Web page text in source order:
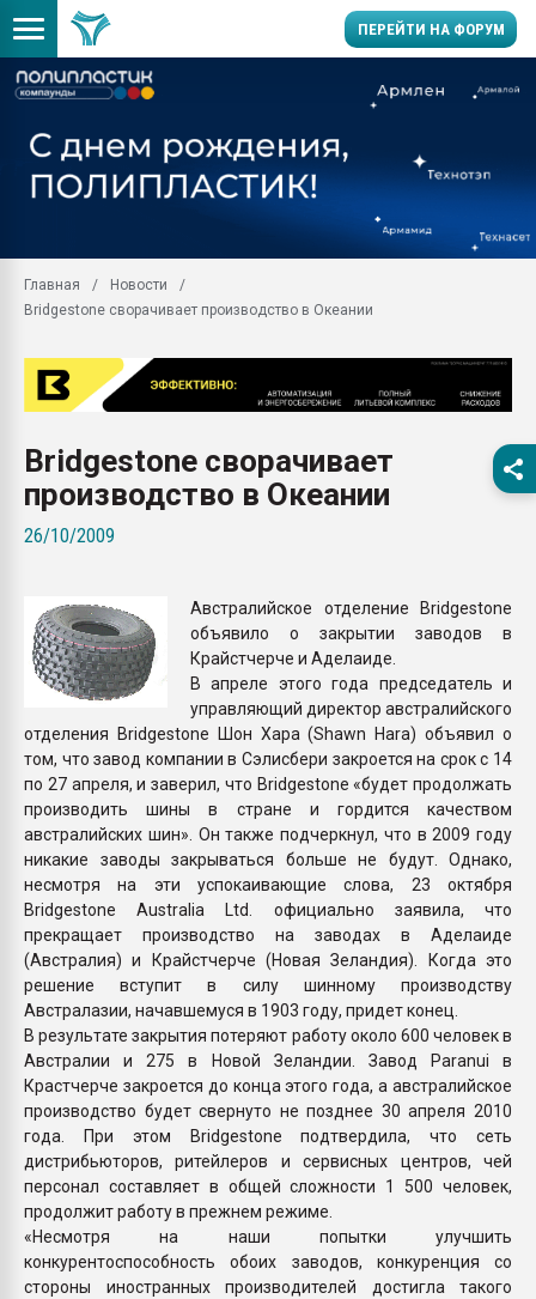
ПЕРЕЙТИ НА ФОРУМ
умельцы изготовили
Продажа готового
производство SPC
29.07.2026 ФРП помог
Помощь в подборе
ближайшее
Подмосковье, Москва
28.07.2026
ситуацией на
ПЕРЕЙТИ НА
Главная
Новости
Bridgestone сворачивает производство в Океании
Bridgestone сворачивает
производство в Океании
26/10/2009
Австралийское отделение Bridgestone
объявило о закрытии заводов в
Крайстчерче и Аделаиде.
В апреле этого года председатель и
управляющий директор австралийского
отделения Bridgestone Шон Хара (Shawn Hara) объявил о
том, что завод компании в Сэлисбери закроется на срок с 14
по 27 апреля, и заверил, что Bridgestone «будет продолжать
производить шины в стране и гордится качеством
австралийских шин». Он также подчеркнул, что в 2009 году
никакие заводы закрываться больше не будут. Однако,
несмотря на эти успокаивающие слова, 23 октября
Bridgestone Australia Ltd. официально заявила, что
прекращает производство на заводах в Аделаиде
(Австралия) и Крайстчерче (Новая Зеландия). Когда это
решение вступит в силу шинному производству
Австралазии, начавшемуся в 1903 году, придет конец.
В результате закрытия потеряют работу около 600 человек в
Австралии и 275 в Новой Зеландии. Завод Paranui в
Крастчерче закроется до конца этого года, а австралийское
производство будет свернуто не позднее 30 апреля 2010
года. При этом Bridgestone подтвердила, что сеть
дистрибьюторов, ритейлеров и сервисных центров, чей
персонал составляет в общей сложности 1 500 человек,
продолжит работу в прежнем режиме.
«Несмотря на наши попытки улучшить
конкурентоспособность обоих заводов, конкуренция со
стороны иностранных производителей достигла такого